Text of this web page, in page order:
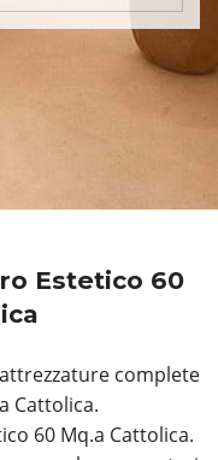
Estetico 60
complete
Cattolica.
60 Mq.a Cattolica.